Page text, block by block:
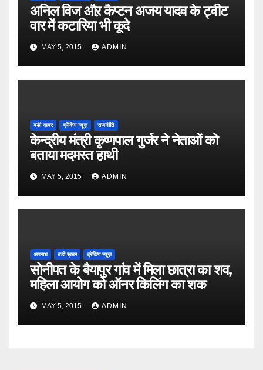
अनिल विज औऱ कैप्टन अजय यादव के ट्वीट
वार में कटारिया भी कूदे
MAY 5, 2015 ADMIN
बडी ख़बर ब्रेकिंग न्यूज़ राजनीति
केन्द्रीय मंत्री कृष्णपाल गुर्जर ने नेताओं को
बताया मदमस्त हाथी
MAY 5, 2015 ADMIN
अपराध बडी ख़बर ब्रेकिंग न्यूज़
सोनीपत के बैयापुर गांव में मिला छात्रा का शव,
महिला आयोग को ऑनर किलिंग का शक
MAY 5, 2015 ADMIN